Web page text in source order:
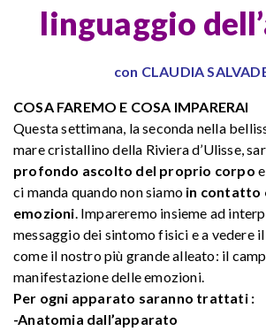
linguaggio
con CLAUDIA
COSA FAREMO E COSA IMPARERAI
Questa settimana, la seconda nella
mare cristallino della Riviera d’Ulisse,
profondo ascolto del proprio corpo
ci manda quando non siamo in contatto
emozioni. Impareremo insieme ad
messaggio dei sintomo fisici e a vedere
come il nostro più grande alleato: il
manifestazione delle emozioni.
Per ogni apparato saranno trattati :
-Anatomia dall’apparato